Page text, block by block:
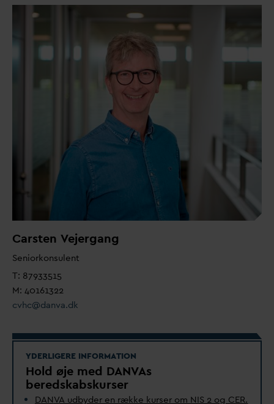
Carsten Vejergang
Seniorkonsulent
T: 87933515
M: 40161322
cvhc@danva.dk
YDERLIGERE INFORMATION
Hold øje med DANVAs
beredskabskurser
DANVA udbyder en række kurser om NIS 2 og CER.